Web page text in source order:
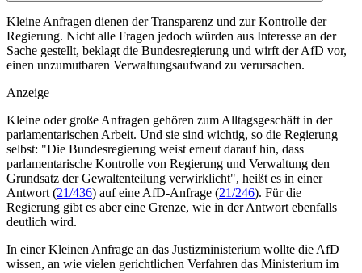
Kleine Anfragen dienen der Transparenz und zur Kontrolle der
Regierung. Nicht alle Fragen jedoch würden aus Interesse an der
Sache gestellt, beklagt die Bundesregierung und wirft der AfD vor,
einen unzumutbaren Verwaltungsaufwand zu verursachen.
Anzeige
Kleine oder große Anfragen gehören zum Alltagsgeschäft in der
parlamentarischen Arbeit. Und sie sind wichtig, so die Regierung
selbst: "Die Bundesregierung weist erneut darauf hin, dass
parlamentarische Kontrolle von Regierung und Verwaltung den
Grundsatz der Gewaltenteilung verwirklicht", heißt es in einer
Antwort (21/436) auf eine AfD-Anfrage (21/246). Für die
Regierung gibt es aber eine Grenze, wie in der Antwort ebenfalls
deutlich wird.
In einer Kleinen Anfrage an das Justizministerium wollte die AfD
wissen, an wie vielen gerichtlichen Verfahren das Ministerium im